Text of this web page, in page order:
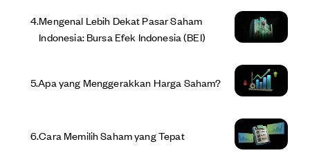
4.Mengenal Lebih Dekat Pasar Saham
Indonesia: Bursa Efek Indonesia (BEI)
5.Apa yang Menggerakkan Harga Saham?
6.Cara Memilih Saham yang Tepat